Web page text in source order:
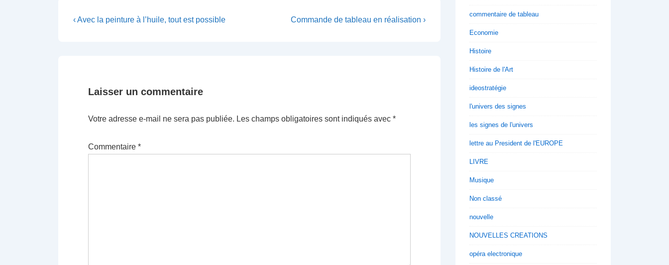
Navigation
Previous
‹ Avec la peinture à l’huile, tout est possible
Next
Commande de tableau en réalisation ›
Laisser un commentaire
Votre adresse e-mail ne sera pas publiée. Les champs obligatoires sont indiqués avec *
Commentaire *
commentaire de tableau
Economie
Histoire
Histoire de l'Art
ideostratégie
l'univers des signes
les signes de l'univers
lettre au President de l'EUROPE
LIVRE
Musique
Non classé
nouvelle
NOUVELLES CREATIONS
opéra electronique